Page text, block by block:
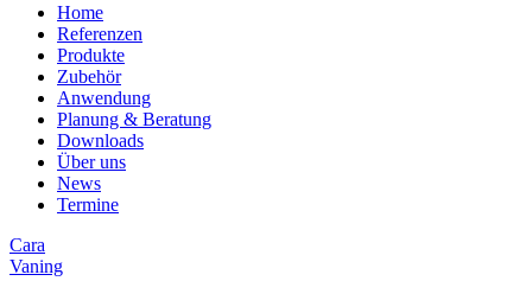
Home
Referenzen
Produkte
Zubehör
Anwendung
Planung & Beratung
Downloads
Über uns
News
Termine
Cara
Vaning